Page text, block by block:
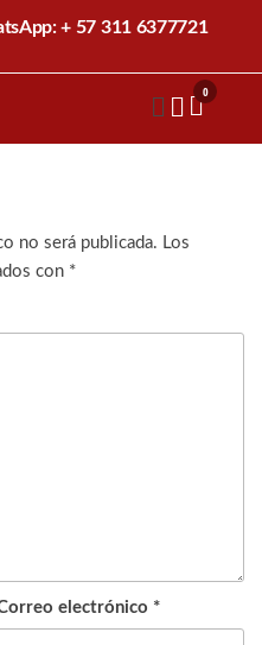
+ 57 311 6377721
0
no será publicada. Los
con *
electrónico *